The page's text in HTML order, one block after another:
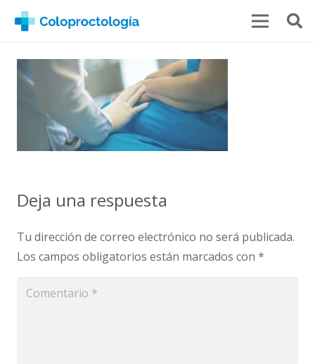
Deja una respuesta
Tu dirección de correo electrónico no será publicada.
Los campos obligatorios están marcados con *